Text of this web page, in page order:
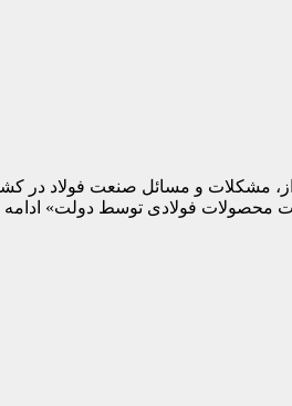
مشکلات و مسائل صنعت فولاد در
محصولات فولادی توسط دولت» ادامه